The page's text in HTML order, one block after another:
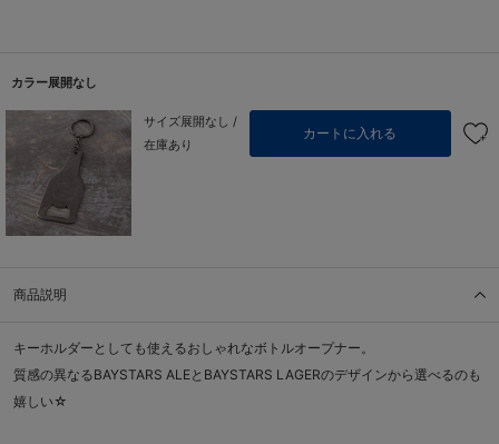
カラー展開なし
サイズ展開なし /
在庫あり
カートに入れる
商品説明
キーホルダーとしても使えるおしゃれなボトルオープナー。
質感の異なるBAYSTARS ALEとBAYSTARS LAGERのデザインから選べるのも
嬉しい☆